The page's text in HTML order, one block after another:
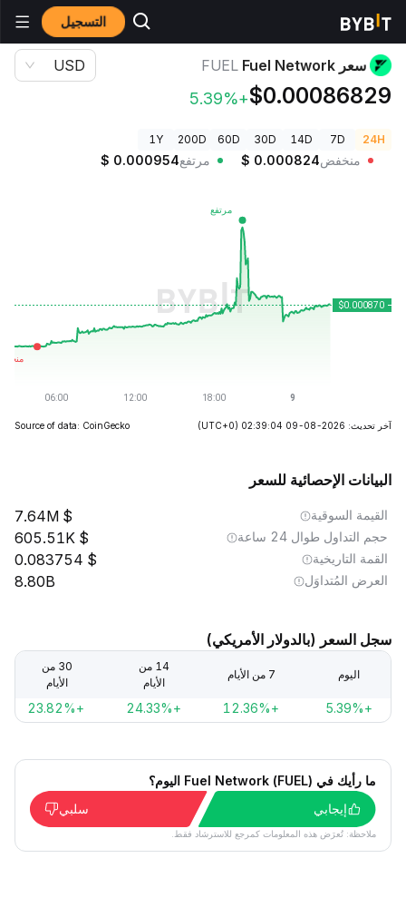
التسجيل أسعار العملات الرقمية
سعر Fuel Network FUEL
$0.00086829
+5.39%
USD
24H
7D
14D
30D
60D
200D
1Y
منخفض $ 0.000824 مرتفع $ 0.000954
آخر تحديث: 2026-08-09 02:39:04 (UTC+0)
Source of data: CoinGecko
البيانات الإحصائية للسعر
القيمة السوقية 7.64M
حجم التداول طوال 24 ساعة 605.51K
القمة التاريخية 0.083754
العرض المُتداوَل 8.80B
سجل السعر (بالدولار الأمريكي)
اليوم 7 من الأيام
14 من
الأيام
30 من
الأيام
+5.39%
+12.36%
+24.33%
+23.82%
ما رأيك في Fuel Network (FUEL) اليوم؟
إيجابي
سلبي
ملاحظة: تُعرَض هذه المعلومات كمرجع للاسترشاد فقط.